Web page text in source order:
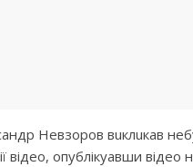
Невзорoв вuклuкав
відео, опублікуавши відео